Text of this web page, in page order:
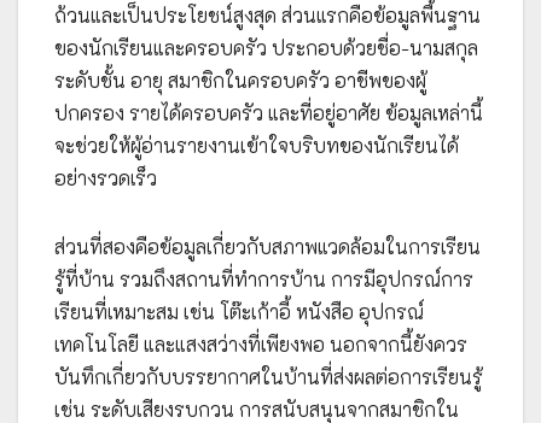
ถ้วนและเป็นประโยชน์สูงสุด ส่วนแรกคือข้อมูลพื้นฐาน
ของนักเรียนและครอบครัว ประกอบด้วยชื่อ-นามสกุล
ระดับชั้น อายุ สมาชิกในครอบครัว อาชีพของผู้
ปกครอง รายได้ครอบครัว และที่อยู่อาศัย ข้อมูลเหล่านี้
จะช่วยให้ผู้อ่านรายงานเข้าใจบริบทของนักเรียนได้
อย่างรวดเร็ว
ส่วนที่สองคือข้อมูลเกี่ยวกับสภาพแวดล้อมในการเรียน
รู้ที่บ้าน รวมถึงสถานที่ทำการบ้าน การมีอุปกรณ์การ
เรียนที่เหมาะสม เช่น โต๊ะเก้าอี้ หนังสือ อุปกรณ์
เทคโนโลยี และแสงสว่างที่เพียงพอ นอกจากนี้ยังควร
บันทึกเกี่ยวกับบรรยากาศในบ้านที่ส่งผลต่อการเรียนรู้
เช่น ระดับเสียงรบกวน การสนับสนุนจากสมาชิกใน